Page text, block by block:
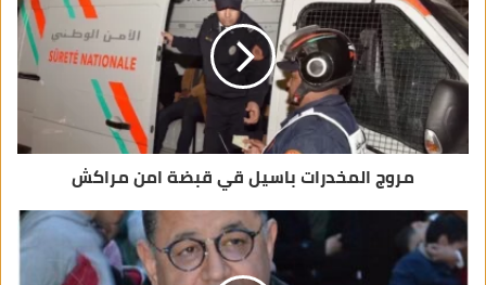
ل
ك
ت
ر
و
مروج المخدرات باسيل قي قبضة امن مراكش